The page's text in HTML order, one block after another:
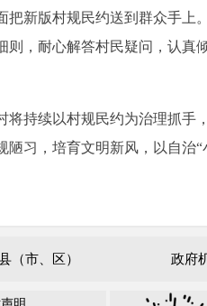
新版村规民约送到群众手上
，耐心解答村民疑问，认真
持续以村规民约为治理抓手
习，培育文明新风，以自治“
（市、区） 政府